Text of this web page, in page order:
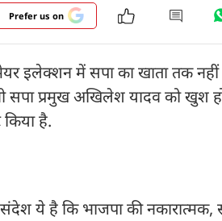
Prefer us on
मेयर इलेक्शन में सपा का खाता तक
सपा प्रमुख अखिलेश यादव को खुश
है.
ये है कि भाजपा की नकारात्मक,